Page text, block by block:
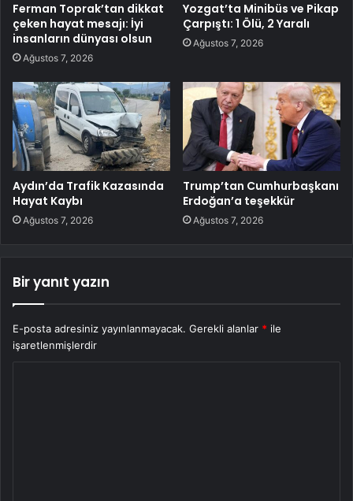
Ferman Toprak’tan dikkat
çeken hayat mesajı: İyi
insanların dünyası olsun
Ağustos 7, 2026
Yozgat’ta Minibüs ve Pikap
Çarpıştı: 1 Ölü, 2 Yaralı
Ağustos 7, 2026
Aydın’da Trafik Kazasında
Hayat Kaybı
Ağustos 7, 2026
Trump’tan Cumhurbaşkanı
Erdoğan’a teşekkür
Ağustos 7, 2026
Bir yanıt yazın
E-posta adresiniz yayınlanmayacak. Gerekli alanlar * ile
işaretlenmişlerdir